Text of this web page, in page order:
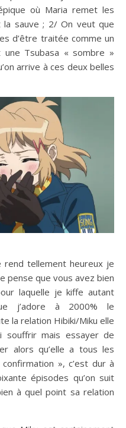
où Maria remet les
sauve ; 2/ On veut que
d’être traitée comme un
Tsubasa « sombre »
arrive à ces deux belles
rend tellement heureux je
pense que vous avez bien
laquelle je kiffe autant
j’adore à 2000% le
la relation Hibiki/Miku elle
souffrir mais essayer de
alors qu’elle a tous les
», c’est dur à
épisodes qu’on suit
à quel point sa relation